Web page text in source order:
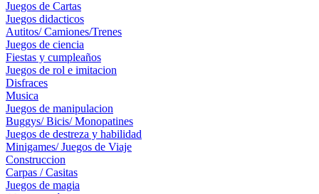
Juegos de Cartas
Juegos didacticos
Autitos/ Camiones/Trenes
Juegos de ciencia
Fiestas y cumpleaños
Juegos de rol e imitacion
Disfraces
Musica
Juegos de manipulacion
Buggys/ Bicis/ Monopatines
Juegos de destreza y habilidad
Minigames/ Juegos de Viaje
Construccion
Carpas / Casitas
Juegos de magia